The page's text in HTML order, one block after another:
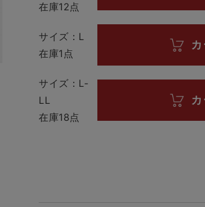
在庫12点
サイズ：L
在庫1点
サイズ：L-
LL
在庫18点